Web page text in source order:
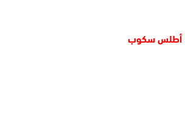
أطلس سكوب